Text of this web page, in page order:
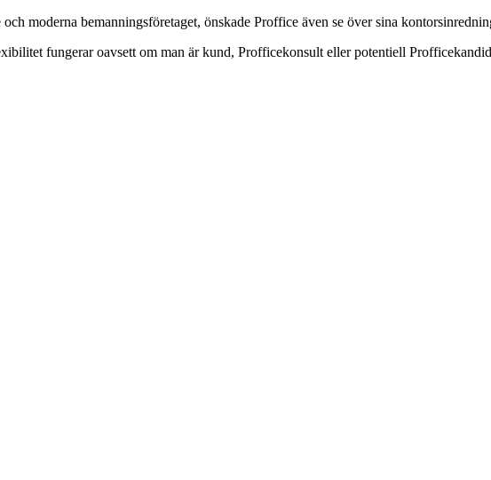
moderna bemanningsföretaget, önskade Proffice även se över sina
fungerar oavsett om man är kund, Profficekonsult eller potentiell